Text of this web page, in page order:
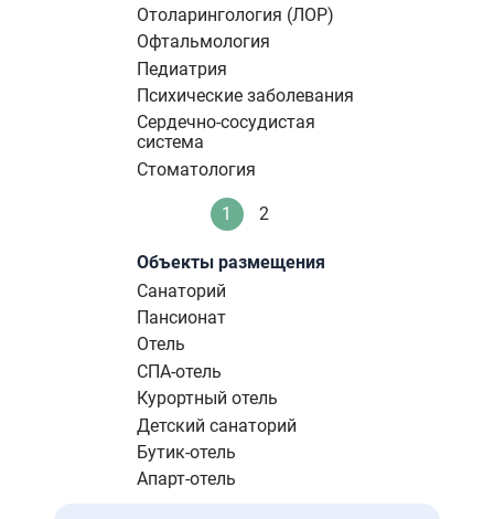
Отоларингология (ЛОР)
Офтальмология
Педиатрия
Психические заболевания
Сердечно-сосудистая
система
Стоматология
Нумерация
страниц Текущая
1 Стандартное
2
Объекты размещения
Санаторий
Пансионат
Отель
СПА-отель
Курортный отель
Детский санаторий
Бутик-отель
Апарт-отель